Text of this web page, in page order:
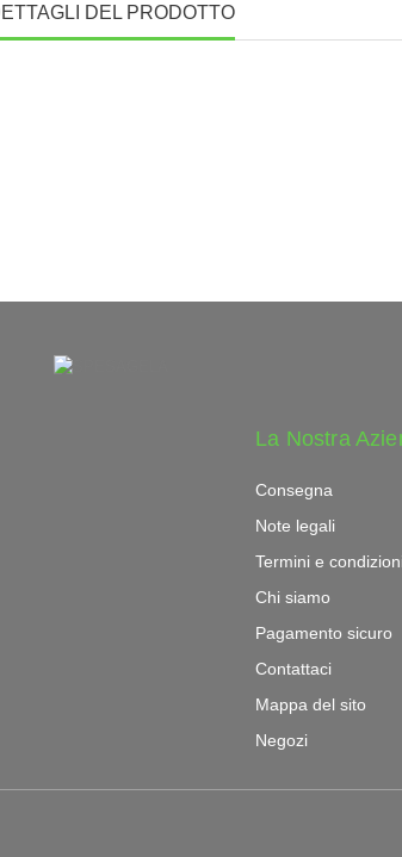
DEL PRODOTTO
La Nostra
Consegna
Note legali
Termini e
Chi siamo
Pagamento sicuro
Contattaci
Mappa del sito
Negozi